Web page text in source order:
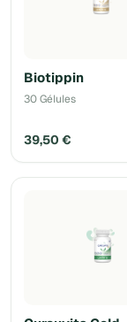
Biotippin
30 Gélules
39,50 €